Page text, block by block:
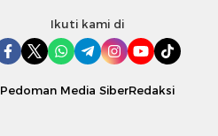
Ikuti kami di
Pedoman Media SiberRedaksi